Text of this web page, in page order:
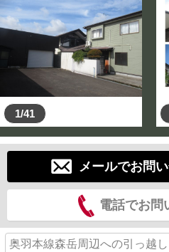
1/41
メールでお問
電話でお問
奥羽本線森岳周辺への引っ越